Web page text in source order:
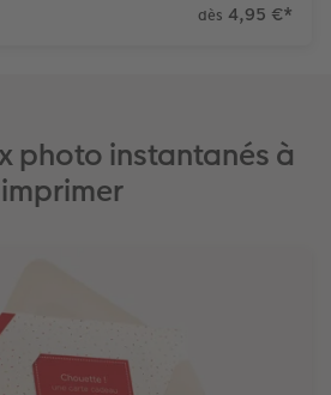
dès 4,95 €*
photo instantanés à
imprimer